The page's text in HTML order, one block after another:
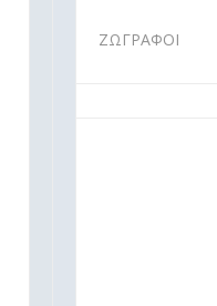
ΖΩΓΡΑΦΟΙ